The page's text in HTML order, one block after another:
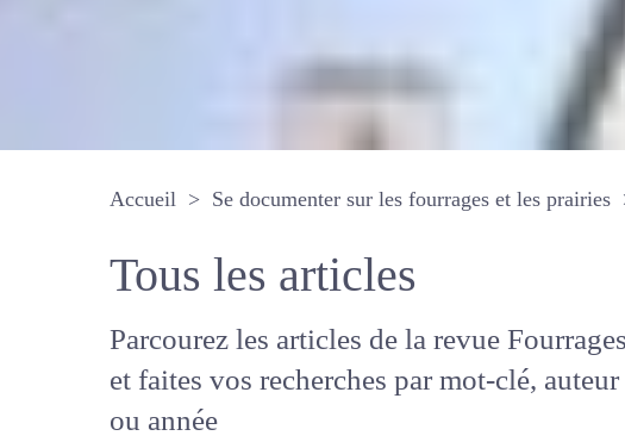
Accueil Se documenter sur les fourrages et les
Tous les articles
Parcourez les articles de la revue
Fourrages, et faites vos recherches par
mot-clé, auteur ou année